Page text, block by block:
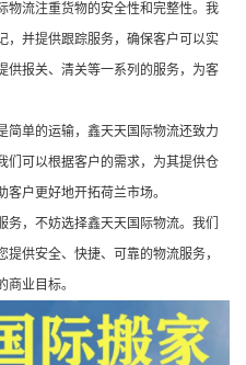
物流注重货物的安全性和完整性。我
，并提供跟踪服务，确保客户可以实
供报关、清关等一系列的服务，为客
简单的运输，鑫天天国际物流还致力
们可以根据客户的需求，为其提供仓
户更好地开拓荷兰市场。
，不妨选择鑫天天国际物流。我们
供安全、快捷、可靠的物流服务，
业目标。